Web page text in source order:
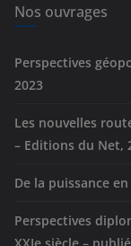
e
s
Nos ouvrages
Perspectives
2023
Les nouvelles
– Editions du Net,
De la puissance
Perspectives
XXIe siècle –